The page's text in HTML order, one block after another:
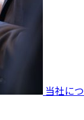
当社につ